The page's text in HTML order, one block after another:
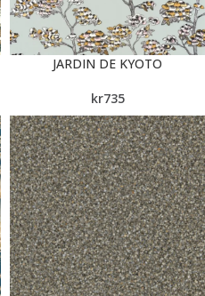
JARDIN DE KYOTO
kr735